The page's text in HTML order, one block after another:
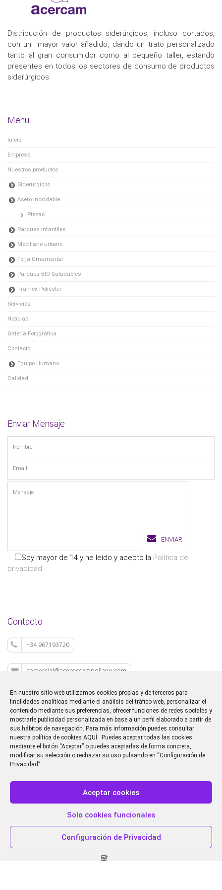
En nuestro sitio web utilizamos cookies propias y de terceros para
finalidades analíticas mediante el análisis del tráfico web, personalizar el
contenido mediante sus preferencias, ofrecer funciones de redes sociales y
mostrarle publicidad personalizada en base a un perfil elaborado a partir de
sus hábitos de navegación. Para más información puedes consultar
nuestra política de cookies AQUÍ . Puedes aceptar todas las cookies
mediante el botón “Aceptar” o puedes aceptarlas de forma concreta,
modificar su selección o rechazar su uso pulsando en “Configuración de
Privacidad”.
Aceptar cookies
Solo cookies funcionales
Configuración de Privacidad
Distribución de productos siderúrgicos, incluso cortados,
con un mayor valor añadido, dando un trato personalizado
tanto al gran consumidor como al pequeño taller, estando
presentes en todos los sectores de consumo de productos
siderúrgicos.
Menu
Inicio
Empresa
Nuestros productos
Siderurgicos
Acero Inoxidable
Piezas
Parques infantiles
Mobiliario urbano
Forja Ornamental
Parques BIO-Saludables
Tramex Poliéster
Servicios
Noticias
Galería Fotográfica
Contacto
Equipo Humano
Calidad
Enviar Mensaje
ENVIAR
Soy mayor de 14 y he leído y acepto la Política de
privacidad
Contacto
+34 967193720
comercial@aceroscampollano.com
P.I. CAMPOLLANO C/M 5
Dirección: P. Ind. CAMPOLLANO - Cl/M, Nº 5, 02007,
Albacete
Copyright 2014 Aceros Campollano de la Mancha.
Aviso legal
Política de privacidad
Política de cookies
Política del sistema interno de información
Procedimiento de gestión del Sistema interno de